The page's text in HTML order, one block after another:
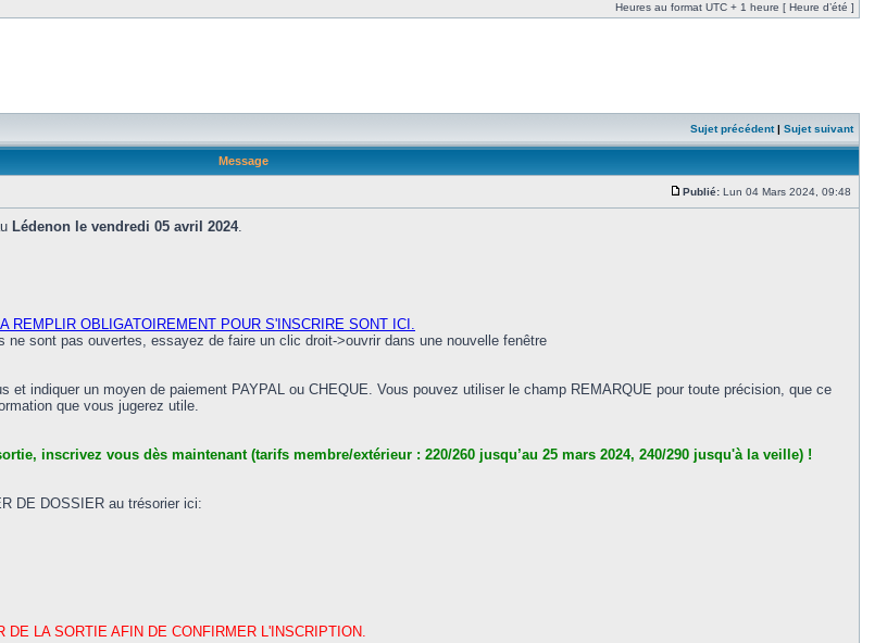
Heures au format UTC + 1 heure [ Heure d’été ]
Sujet précédent| Sujet suivant
Message
Publié: Lun 04 Mars 2024, 09:48